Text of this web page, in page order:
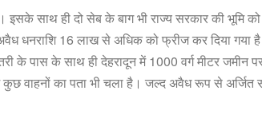
है। इसके साथ ही दो सेब के बाग भी राज्य सरकार की
16 लाख से अधिक को फ्रीज कर दिया गया
के पास के साथ ही देहरादून में 1000 वर्ग मीटर जमीन
वाहनों का पता भी चला है। जल्द अवैध रूप से अर्जित